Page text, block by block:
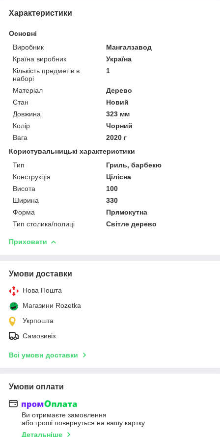
Характеристики
Основні
Виробник
Мангалзавод
Країна виробник
Україна
Кількість предметів в
наборі
1
Матеріал
Дерево
Стан
Новий
Довжина
323 мм
Колір
Чорний
Вага
2020 г
Користувальницькі характеристики
Тип
Гриль, барбекю
Конструкція
Цілісна
Висота
100
Ширина
330
Форма
Прямокутна
Тип столика/полиці
Світле дерево
Приховати
Умови доставки
Нова Пошта
Магазини Rozetka
Укрпошта
Самовивіз
Всі умови доставки
Умови оплати
Ви отримаєте замовлення
або гроші повернуться на вашу картку
Детальніше